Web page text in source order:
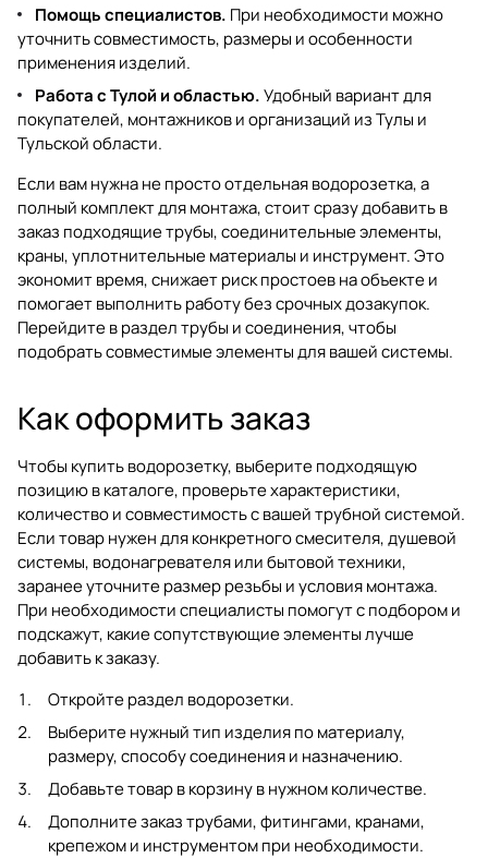
Помощь специалистов. При необходимости можно
уточнить совместимость, размеры и особенности
применения изделий.
Работа с Тулой и областью.Удобный вариант для
покупателей, монтажников и организаций из Тулы и
Тульской области.
Если вам нужна не просто отдельная водорозетка, а
полный комплект для монтажа, стоит сразу добавить в
заказ подходящие трубы, соединительные элементы,
краны, уплотнительные материалы и инструмент. Это
экономит время, снижает риск простоев на объекте и
помогает выполнить работу без срочных дозакупок.
Перейдите в разделтрубы и соединения, чтобы
подобрать совместимые элементы для вашей системы.
Как оформить заказ
Чтобы купить водорозетку, выберите подходящую
позицию в каталоге, проверьте характеристики,
количество и совместимость с вашей трубной системой.
Если товар нужен для конкретного смесителя, душевой
системы, водонагревателя или бытовой техники,
заранее уточните размер резьбы и условия монтажа.
При необходимости специалисты помогут с подбором и
подскажут, какие сопутствующие элементы лучше
добавить к заказу.
Откройте раздел водорозетки.
Выберите нужный тип изделия по материалу,
размеру, способу соединения и назначению.
Добавьте товар в корзину в нужном количестве.
Дополните заказ трубами, фитингами, кранами,
крепежом и инструментом при необходимости.